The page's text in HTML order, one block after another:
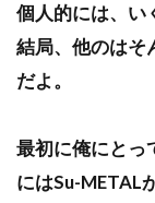
個人的には、い
結局、他のはそ
だよ。
最初に俺にとっ
にはSu-METAL